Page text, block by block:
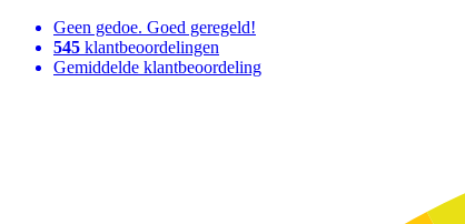
Geen gedoe. Goed geregeld!
545 klantbeoordelingen
Gemiddelde klantbeoordeling